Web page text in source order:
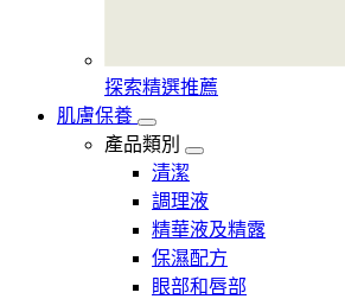
探索精選推薦
肌膚保養
產品類別
清潔
調理液
精華液及精露
保濕配方
眼部和唇部